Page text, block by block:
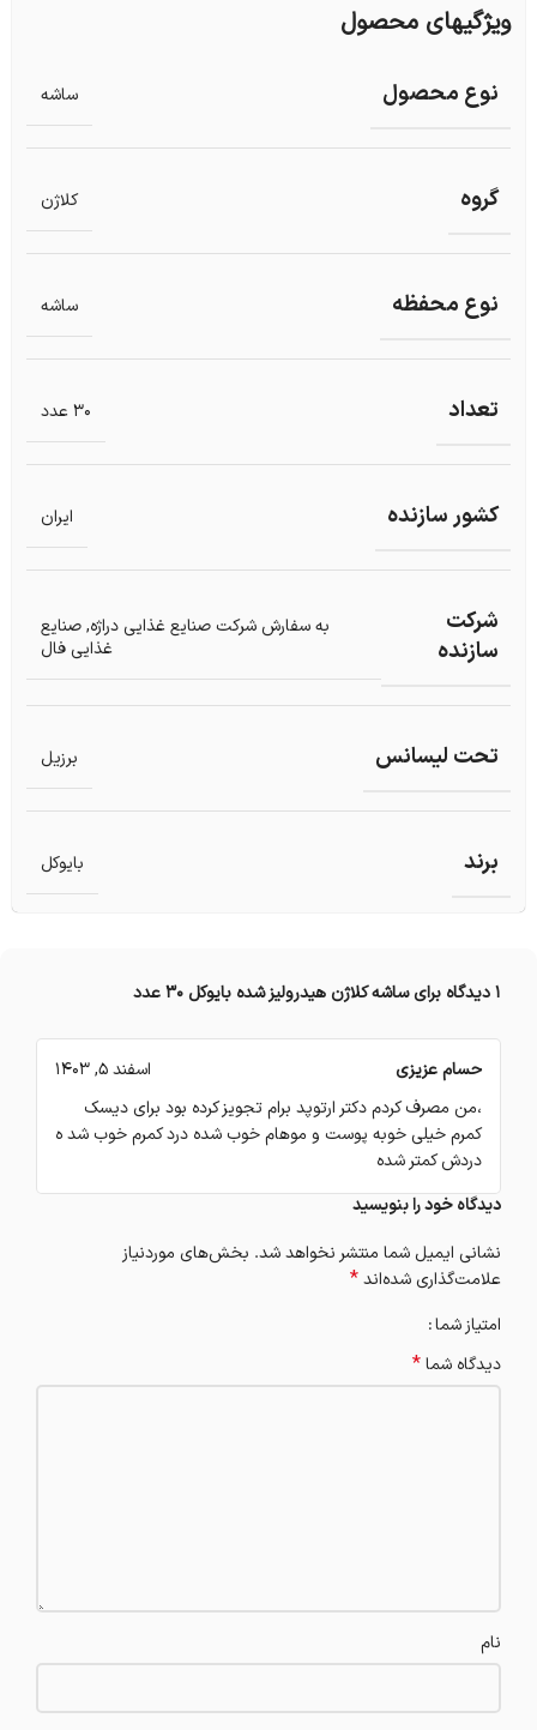
ویژگیهای محصول
نوع محصول ساشه
گروه کلاژن
نوع محفظه ساشه
تعداد 30 عدد
کشور سازنده ایران
شرکت
سازنده
به سفارش شرکت صنایع غذایی دراژه, صنایع
غذایی فال
تحت لیسانس برزیل
برند بایوکل
1 دیدگاه برای ساشه کلاژن هیدرولیز شده بایوکل 30 عدد
حسام عزیزی
اسفند 5, 1403
،من مصرف کردم دکتر ارتوپد برام تجویز کرده بود برای دیسک
کمرم خیلی خوبه پوست و موهام خوب شده درد کمرم خوب شد ه
دردش کمتر شده
دیدگاه خود را بنویسید
نشانی ایمیل شما منتشر نخواهد شد. بخش‌های موردنیاز
علامت‌گذاری شده‌اند*
امتیاز شما
دیدگاه شما*
نام